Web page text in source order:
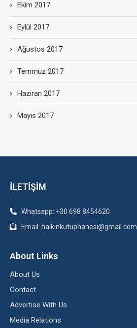
Ekim 2017
Eylül 2017
Ağustos 2017
Temmuz 2017
Haziran 2017
Mayıs 2017
İLETİŞİM
Whatsapp: +30 698 8454620
Email: halkinkutuphanesi@gmail.com
About Links
About Us
Contact
Advertise With Us
Media Relations